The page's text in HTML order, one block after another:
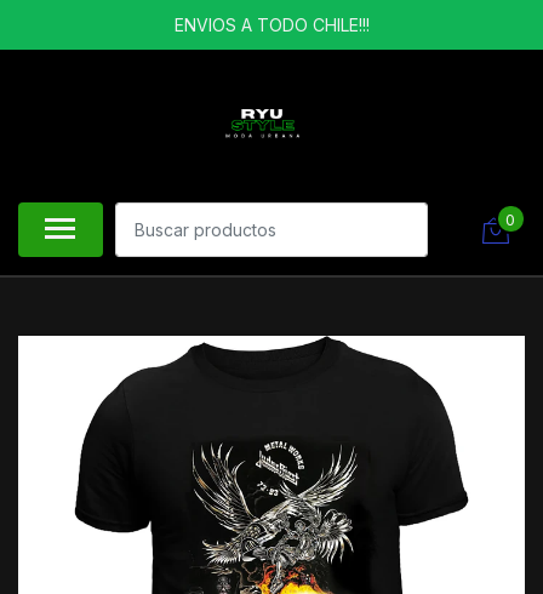
ENVIOS A TODO CHILE!!!
0